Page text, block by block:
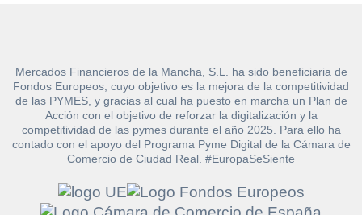
Mercados Financieros de la Mancha, S.L. ha sido beneficiaria de
Fondos Europeos, cuyo objetivo es la mejora de la competitividad
de las PYMES, y gracias al cual ha puesto en marcha un Plan de
Acción con el objetivo de reforzar la digitalización y la
competitividad de las pymes durante el año 2025. Para ello ha
contado con el apoyo del Programa Pyme Digital de la Cámara de
Comercio de Ciudad Real. #EuropaSeSiente